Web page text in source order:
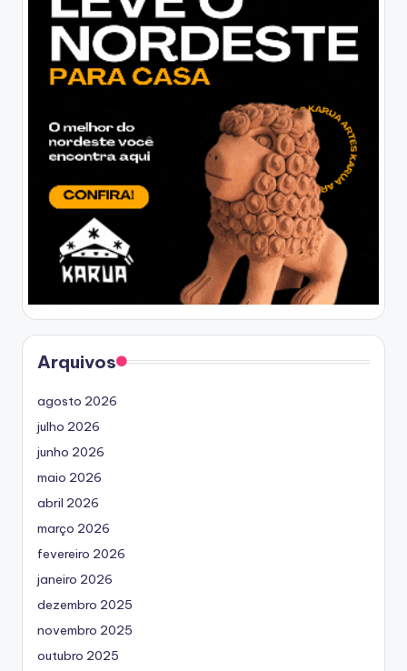
Arquivos
agosto 2026
julho 2026
junho 2026
maio 2026
abril 2026
março 2026
fevereiro 2026
janeiro 2026
dezembro 2025
novembro 2025
outubro 2025